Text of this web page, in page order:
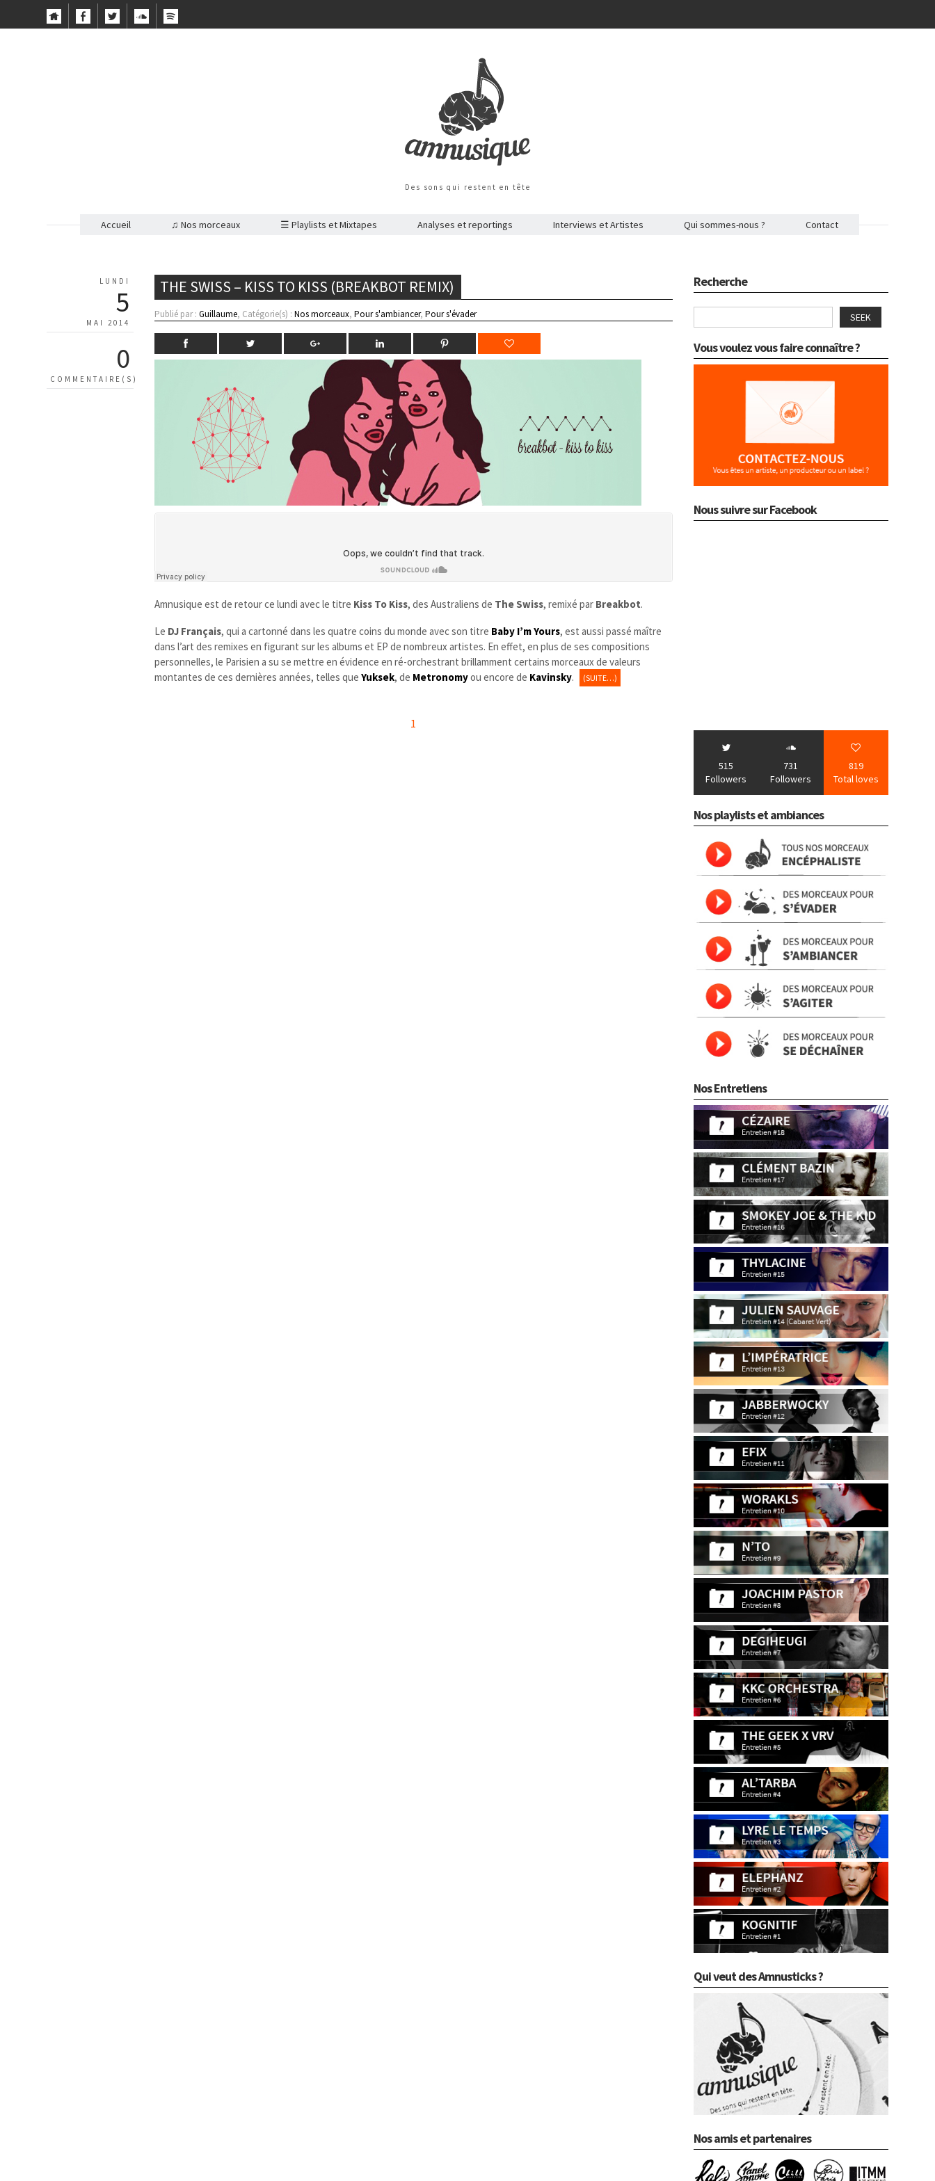
Des sons qui restent en tête
Accueil ♫ Nos morceaux ☰ Playlists et Mixtapes Analyses et reportings Interviews et Artistes Qui sommes-nous ? Contact
LUNDI
5
MAI 2014
0
COMMENTAIRE(S)
THE SWISS – KISS TO KISS (BREAKBOT REMIX)
Publié par :Guillaume, Catégorie(s) :Nos morceaux,Pour s'ambiancer,Pour s'évader
Amnusique est de retour ce lundi avec le titre Kiss To Kiss, des Australiens de The Swiss, remixé par Breakbot.
Le DJ Français, qui a cartonné dans les quatre coins du monde avec son titre Baby I’m Yours, est aussi passé maître
dans l’art des remixes en figurant sur les albums et EP de nombreux artistes. En effet, en plus de ses compositions
personnelles, le Parisien a su se mettre en évidence en ré-orchestrant brillamment certains morceaux de valeurs
montantes de ces dernières années, telles queYuksek, de Metronomyou encore de Kavinsky. (SUITE…)
1
Recherche
SEEK
Vous voulez vous faire connaître ?
Nous suivre sur Facebook
515
Followers
731
Followers
819
Total loves
Nos playlists et ambiances
Nos Entretiens
Qui veut des Amnusticks ?
Nos amis et partenaires